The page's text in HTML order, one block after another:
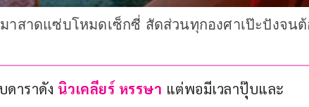
าสาดแซ่บโหมดเซ็กซี่ สัดส่วนทุกองศาเป๊ะปังจน
ดาราดัง นิวเคลียร์ หรรษา แต่พอมีเวลาปุ๊บและ